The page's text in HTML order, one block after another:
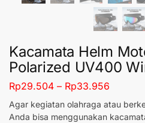
Kacamata Helm
Polarized UV400
Rp29.504 – Rp33.956
Agar kegiatan olahraga atau
Anda bisa menggunakan